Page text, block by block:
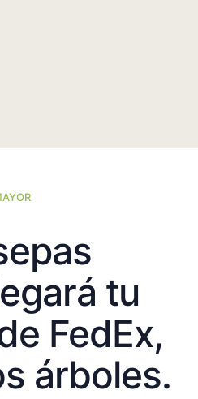
tu
FedEx,
árboles.